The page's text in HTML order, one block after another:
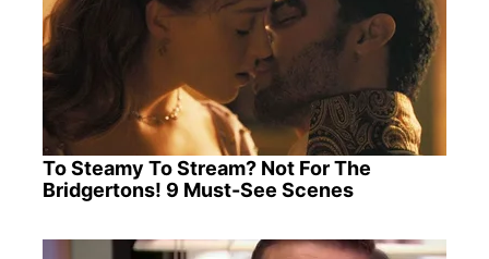
To Steamy To Stream? Not For The
Bridgertons! 9 Must-See Scenes